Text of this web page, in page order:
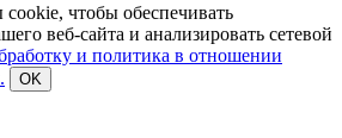
чтобы обеспечивать
веб-сайта и анализировать сетевой
и политика в отношении
OK